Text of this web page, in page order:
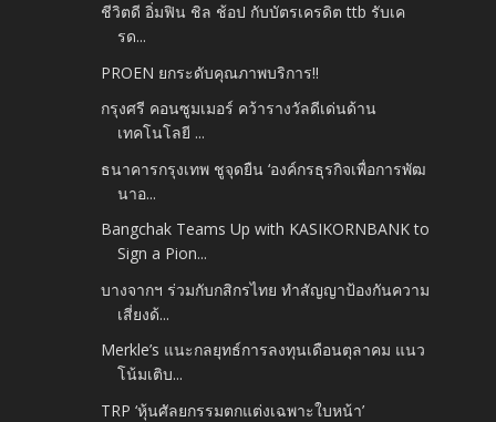
ชีวิตดี อิ่มฟิน ชิล ช้อป กับบัตรเครดิต ttb รับเค
รด...
PROEN ยกระดับคุณภาพบริการ!!
กรุงศรี คอนซูมเมอร์ คว้ารางวัลดีเด่นด้าน
เทคโนโลยี ...
ธนาคารกรุงเทพ ชูจุดยืน ‘องค์กรธุรกิจเพื่อการพัฒ
นาอ...
Bangchak Teams Up with KASIKORNBANK to
Sign a Pion...
บางจากฯ ร่วมกับกสิกรไทย ทำสัญญาป้องกันความ
เสี่ยงด้...
Merkle’s แนะกลยุทธ์การลงทุนเดือนตุลาคม แนว
โน้มเติบ...
TRP ‘หุ้นศัลยกรรมตกแต่งเฉพาะใบหน้า’